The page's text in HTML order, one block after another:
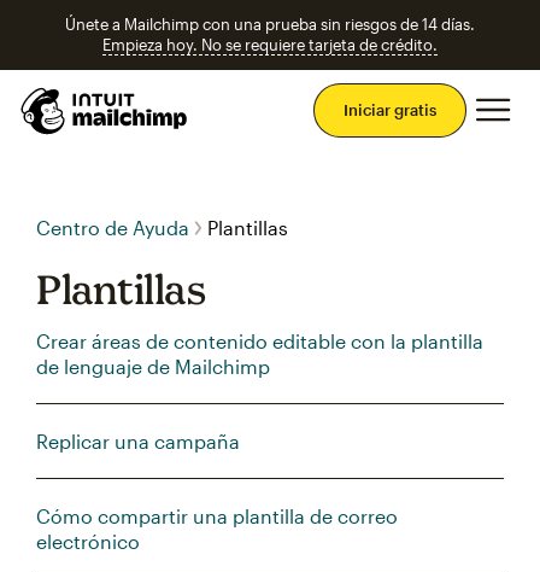
Únete a Mailchimp con una prueba sin riesgos de 14 días.
Empieza hoy. No se requiere tarjeta de crédito.
Iniciar gratis
Centro de Ayuda Plantillas
Plantillas
Crear áreas de contenido editable con la plantilla
de lenguaje de Mailchimp
Replicar una campaña
Cómo compartir una plantilla de correo
electrónico